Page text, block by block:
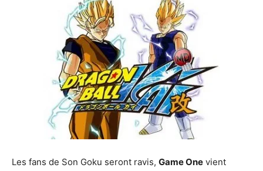
Les fans de Son Goku seront ravis, Game One vient